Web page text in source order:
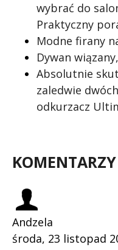
wybrać do
Praktyczny
Modne firany
Dywan
Absolutnie
zaledwie
odkurzacz
KOMENTARZY
Andzela
środa, 23 listopad